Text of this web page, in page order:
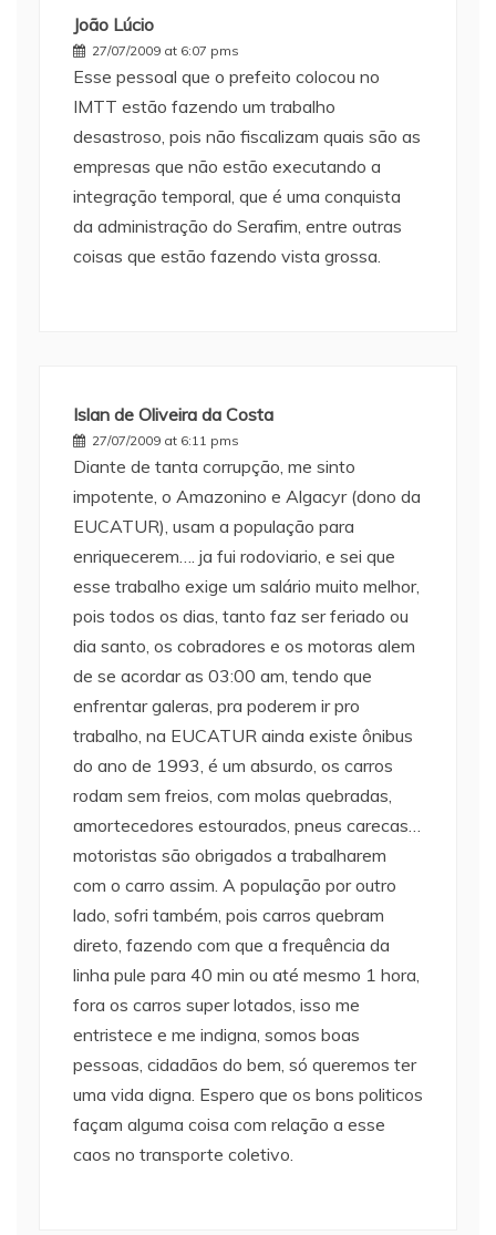
João Lúcio
27/07/2009 at 6:07 pms
Esse pessoal que o prefeito colocou no
IMTT estão fazendo um trabalho
desastroso, pois não fiscalizam quais são as
empresas que não estão executando a
integração temporal, que é uma conquista
da administração do Serafim, entre outras
coisas que estão fazendo vista grossa.
Islan de Oliveira da Costa
27/07/2009 at 6:11 pms
Diante de tanta corrupção, me sinto
impotente, o Amazonino e Algacyr (dono da
EUCATUR), usam a população para
enriquecerem…. ja fui rodoviario, e sei que
esse trabalho exige um salário muito melhor,
pois todos os dias, tanto faz ser feriado ou
dia santo, os cobradores e os motoras alem
de se acordar as 03:00 am, tendo que
enfrentar galeras, pra poderem ir pro
trabalho, na EUCATUR ainda existe ônibus
do ano de 1993, é um absurdo, os carros
rodam sem freios, com molas quebradas,
amortecedores estourados, pneus carecas…
motoristas são obrigados a trabalharem
com o carro assim. A população por outro
lado, sofri também, pois carros quebram
direto, fazendo com que a frequência da
linha pule para 40 min ou até mesmo 1 hora,
fora os carros super lotados, isso me
entristece e me indigna, somos boas
pessoas, cidadãos do bem, só queremos ter
uma vida digna. Espero que os bons politicos
façam alguma coisa com relação a esse
caos no transporte coletivo.